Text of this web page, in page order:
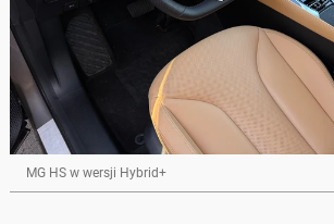
MG HS w wersji Hybrid+